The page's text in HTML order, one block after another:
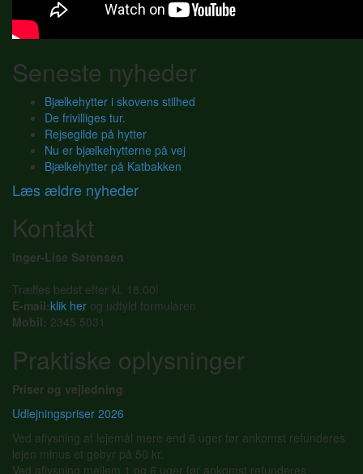
Seneste nyheder
Bjælkehytter i skovens stilhed
De frivilliges tur.
Rejsegilde på hytter
Nu er bjælkehytterne på vej
Bjælkehytter på Katbakken
Læs ældre nyheder
Kontakt
Inger-Lise Sørensen
Træffes bedst efter kl. 18.00!
E-mail:klik her og udfyld formularen
Mobil: 2345 5031
Praktiske oplysninger
Priser og vejledning
Udlejningspriser 2026
Ved aflysning af lejemål mere end 6 uger før ankomst refunderes
lejen minus et gebyr på 50 kr.
Ved aflysning mellem 1 og 6 uger før ankomst refunderes